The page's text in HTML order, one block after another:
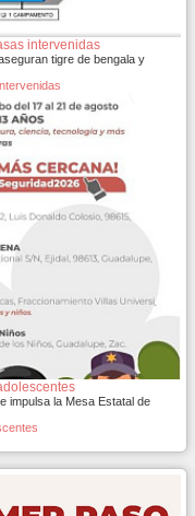
intervenidas
tigre de bengala y
impulsa la Mesa Estatal de